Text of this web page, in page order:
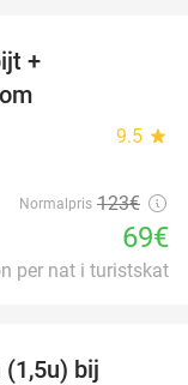
+
9.5 star
Normalpris 123€
69€
per nat i turistskat
(1,5u) bij